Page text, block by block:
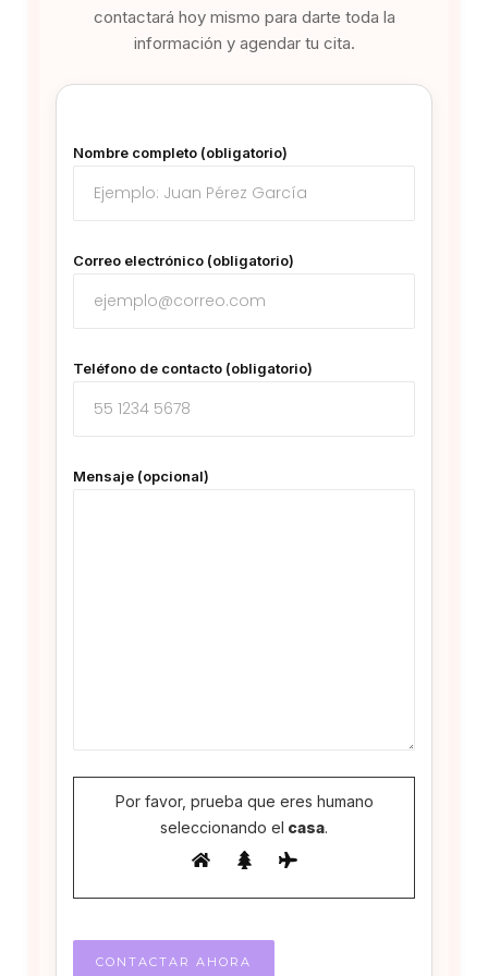
contactará hoy mismo para darte toda la
información y agendar tu cita.
Nombre completo (obligatorio)
Correo electrónico (obligatorio)
Teléfono de contacto (obligatorio)
Mensaje (opcional)
Por favor, prueba que eres humano
seleccionando el casa.